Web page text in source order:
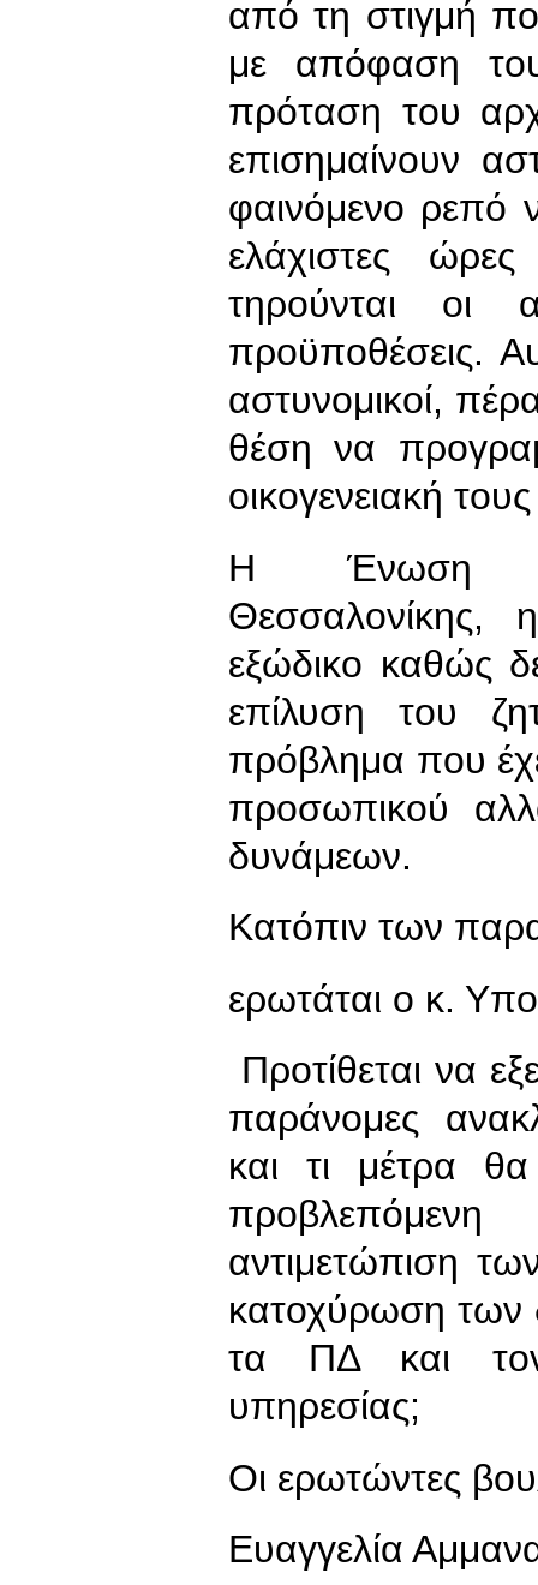
από τη στιγμή
με απόφαση
πρόταση του
επισημαίνουν
φαινόμενο ρεπό
ελάχιστες
τηρούνται οι
προϋποθέσεις.
αστυνομικοί,
θέση να
οικογενειακή
Η Ένωση
Θεσσαλονίκης,
εξώδικο καθώς
επίλυση του
πρόβλημα που
προσωπικού
δυνάμεων.
Κατόπιν των
ερωτάται ο κ.
Προτίθεται να
παράνομες
και τι μέτρα
αντιμετώπιση
κατοχύρωση των
τα ΠΔ και τον
υπηρεσίας;
Οι ερωτώντες
Ευαγγελία